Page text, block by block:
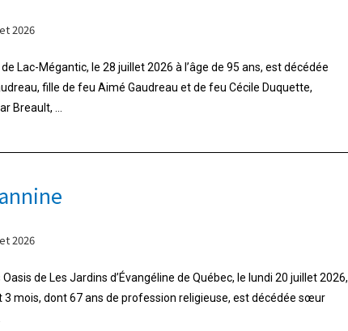
2026
Lac-Mégantic, le 28 juillet 2026 à l’âge de 95 ans, est décédée
fille de feu Aimé Gaudreau et de feu Cécile Duquette,
Breault, ...
2026
de Les Jardins d’Évangéline de Québec, le lundi 20 juillet 2026,
3 mois, dont 67 ans de profession religieuse, est décédée sœur